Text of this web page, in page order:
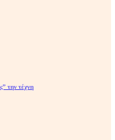
την τέχνη